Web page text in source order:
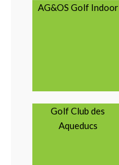
AG&OS Golf Indoor
Golf Club des
Aqueducs